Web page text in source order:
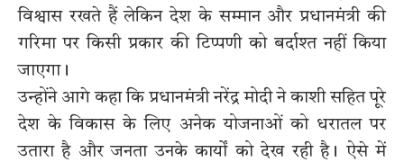
विश्वास रखते हैं लेकिन देश के सम्मान और प्रधानमंत्री की
गरिमा पर किसी प्रकार की टिप्पणी को बर्दाश्त नहीं किया
जाएगा।
उन्होंने आगे कहा कि प्रधानमंत्री नरेंद्र मोदी ने काशी सहित पूरे
देश के विकास के लिए अनेक योजनाओं को धरातल पर
उतारा है और जनता उनके कार्यों को देख रही है। ऐसे में